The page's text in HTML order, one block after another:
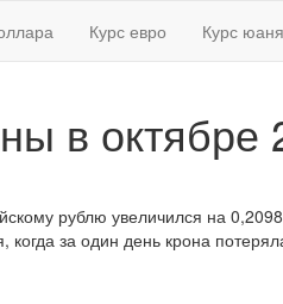
Курс евро Курс юаня
в октябре
рублю увеличился на
за один день крона